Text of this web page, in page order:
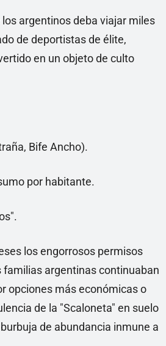
argentinos deba viajar miles
de deportistas de élite,
en un objeto de culto
Bife Ancho).
por habitante.
los engorrosos permisos
argentinas continuaban
opciones más económicas o
de la "Scaloneta" en suelo
de abundancia inmune a